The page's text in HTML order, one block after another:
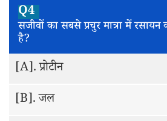
Q4
सजीवों का सबसे प्रचुर मात्रा में
है?
[A].प्रोटीन
[B].जल